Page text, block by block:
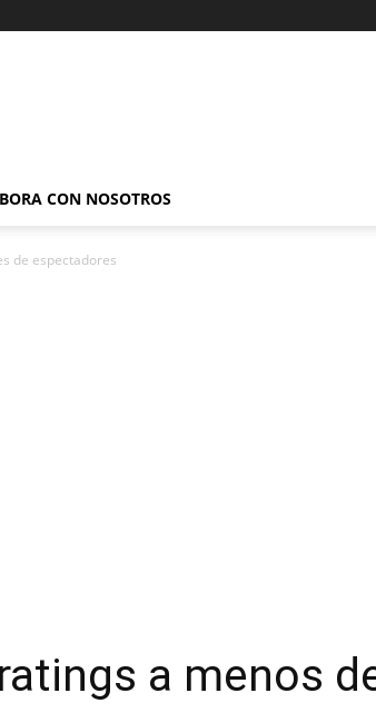
CON NOSOTROS
de espectadores
a menos